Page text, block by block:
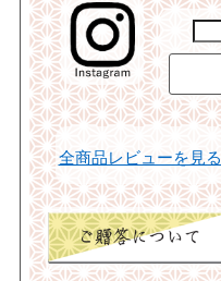
全商品レビューを見る